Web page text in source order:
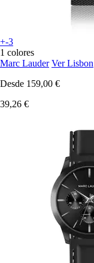
+-3
1 colores
Marc Lauder Ver Lisbon
Desde 159,00 €
39,26 €